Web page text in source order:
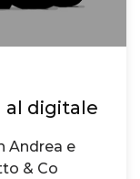
al digitale
Andrea e
& Co